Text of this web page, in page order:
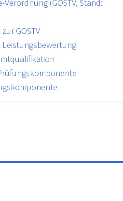
(GOSTV, Stand:
GOSTV